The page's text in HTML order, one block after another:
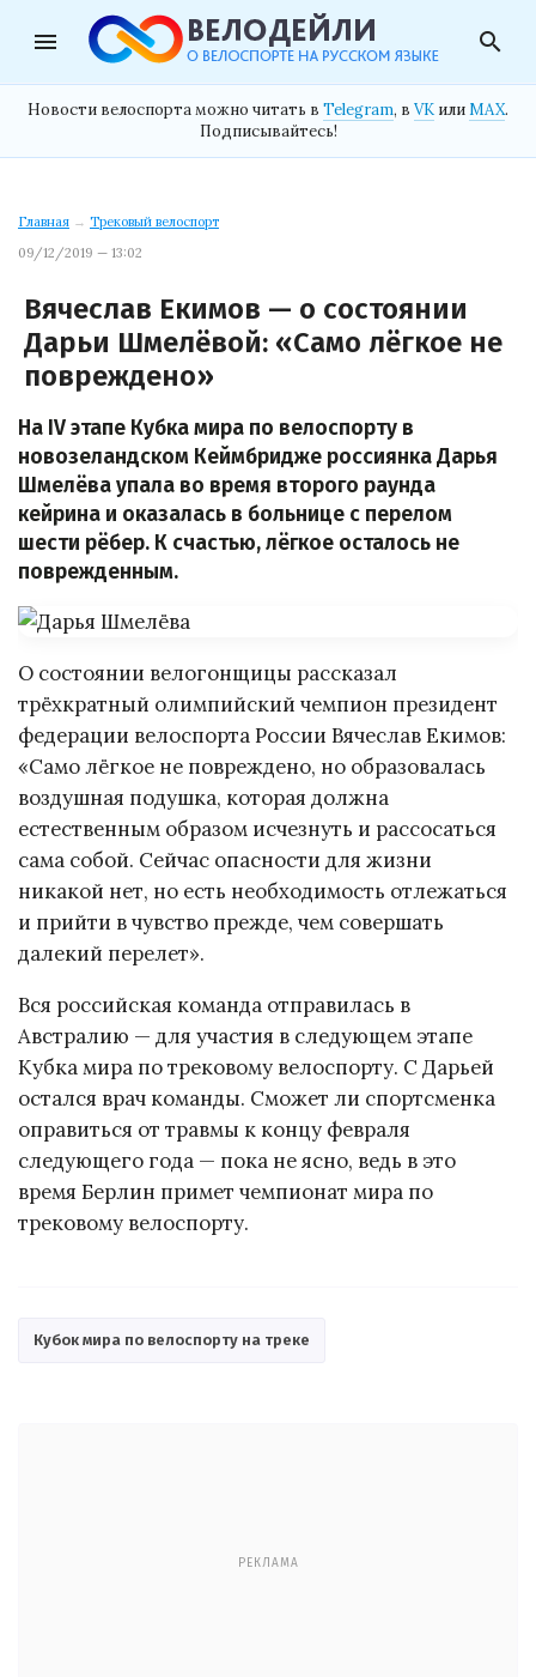
menu search
Новости велоспорта можно читать в Telegram, в VK илиMAX.
Подписывайтесь!
Главная → Трековый велоспорт
09/12/2019 — 13:02
Вячеслав Екимов — о состоянии
Дарьи Шмелёвой: «Само лёгкое не
повреждено»
На IV этапе Кубка мира по велоспорту в
новозеландском Кеймбридже россиянка Дарья
Шмелёва упала во время второго раунда
кейрина и оказалась в больнице с перелом
шести рёбер. К счастью, лёгкое осталось не
поврежденным.
О состоянии велогонщицы рассказал
трёхкратный олимпийский чемпион президент
федерации велоспорта России Вячеслав Екимов:
«Само лёгкое не повреждено, но образовалась
воздушная подушка, которая должна
естественным образом исчезнуть и рассосаться
сама собой. Сейчас опасности для жизни
никакой нет, но есть необходимость отлежаться
и прийти в чувство прежде, чем совершать
далекий перелет».
Вся российская команда отправилась в
Австралию — для участия в следующем этапе
Кубка мира по трековому велоспорту. С Дарьей
остался врач команды. Сможет ли спортсменка
оправиться от травмы к концу февраля
следующего года — пока не ясно, ведь в это
время Берлин примет чемпионат мира по
трековому велоспорту.
Кубок мира по велоспорту на треке
РЕКЛАМА